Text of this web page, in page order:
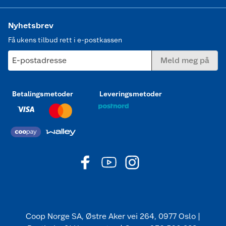
Nyhetsbrev
Få ukens tilbud rett i e-postkassen
E-postadresse Meld meg på
Betalingsmetoder Leveringsmetoder
Coop Norge SA, Østre Aker vei 264, 0977 Oslo |